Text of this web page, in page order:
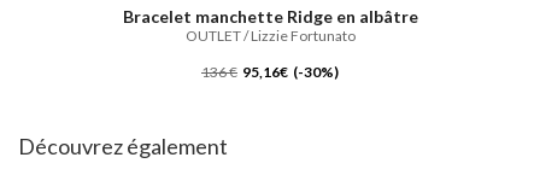
Bracelet manchette Ridge en albâtre
OUTLET / Lizzie Fortunato
136 € 95,16€ (-30%)
Découvrez également